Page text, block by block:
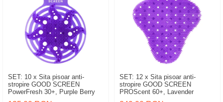
SET: 10 x Sita pisoar anti-
stropire GOOD SCREEN
PowerFresh 30+, Purple Berry
SET: 12 x Sita pisoar anti-
stropire GOOD SCREEN
PROScent 60+, Lavender